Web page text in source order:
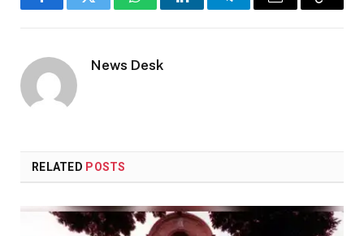
FacebookTwitter WhatsAppLinkedInTelegramEmail
Copy
News Desk
RELATED POSTS